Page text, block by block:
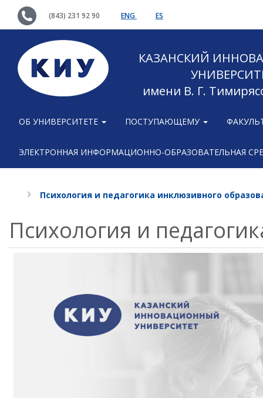
(843) 231 92 90 ENG ES
КАЗАНСКИЙ
имени В. Г.
ОБ УНИВЕРСИТЕТЕ ПОСТУПАЮЩЕМУ
ЭЛЕКТРОННАЯ ИНФОРМАЦИОННО-ОБРАЗОВАТЕЛЬНАЯ
Психология и педагогика инклюзивного
Психология и